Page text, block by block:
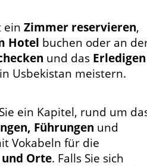
ein Zimmer reservieren,
Hotel buchen oder an
und das Erledigen
in Usbekistan meistern.
ein Kapitel, rund um
Führungen und
Vokabeln für die
und Orte. Falls Sie sich